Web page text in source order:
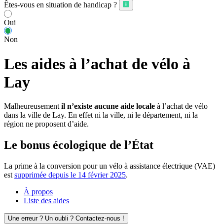
Êtes-vous en situation de handicap ?
Oui
Non
Les aides à l’achat de vélo à
Lay
Malheureusement il n’existe aucune aide locale à l’achat de vélo
dans la ville de Lay. En effet ni la ville, ni le département, ni la
région ne proposent d’aide.
Le bonus écologique de l’État
La prime à la conversion pour un vélo à assistance électrique (VAE)
est supprimée depuis le 14 février 2025.
À propos
Liste des aides
Une erreur ? Un oubli ? Contactez-nous !